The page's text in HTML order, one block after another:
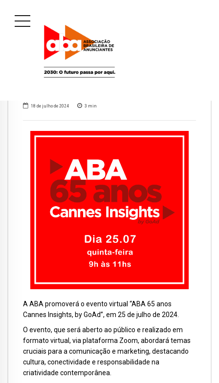
18 de julho de 2024 3 min
A ABA promoverá o evento virtual “ABA 65 anos
Cannes Insights, by GoAd”, em 25 de julho de 2024.
O evento, que será aberto ao público e realizado em
formato virtual, via plataforma Zoom, abordará temas
cruciais para a comunicação e marketing, destacando
cultura, conectividade e responsabilidade na
criatividade contemporânea.